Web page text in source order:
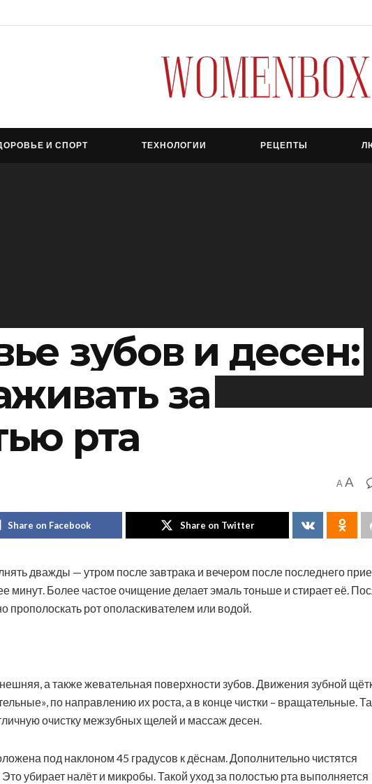
И СПОРТ ТЕХНОЛОГИИ РЕЦЕПТЫ
зубов и десен:
за
рта
A A
Share on Facebook Share on Twitter
дважды — утром после завтрака и вечером после последнего
минут. Более частое очищение делает эмаль тоньше и стирает её.
рот ополаскивателем или водой.
а также жевательная поверхности зубов. Движения зубной
по направлению их роста, а в конце чистки – вращательные.
очистку межзубных щелей и массаж десен.
под наклоном 45 градусов к дёснам. Дополнительно чистятся
убирает налёт и микробы. Такой уход за полостью рта выполняется